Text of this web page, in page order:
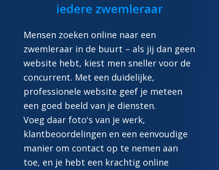
iedere zwemleraar
Mensen zoeken online naar een
zwemleraar in de buurt – als jij dan geen
website hebt, kiest men sneller voor de
concurrent. Met een duidelijke,
professionele website geef je meteen
een goed beeld van je diensten.
Voeg daar foto's van je werk,
klantbeoordelingen en een eenvoudige
manier om contact op te nemen aan
toe, en je hebt een krachtig online